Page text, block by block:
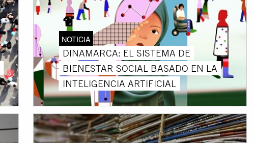
NOTICIA
DINAMARCA: EL SISTEMA DE
BIENESTAR SOCIAL BASADO EN LA
INTELIGENCIA ARTIFICIAL